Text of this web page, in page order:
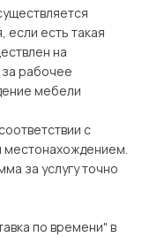
есть такая
на
рабочее
мебели
с
местонахождением.
за услугу точно
по времени" в